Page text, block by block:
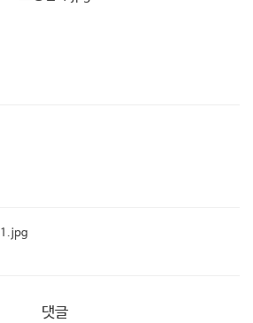
1.jpg
댓글